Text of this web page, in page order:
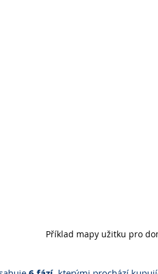
Příklad mapy užitku pro